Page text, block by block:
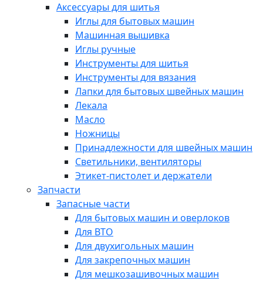
Аксессуары для шитья
Иглы для бытовых машин
Машинная вышивка
Иглы ручные
Инструменты для шитья
Инструменты для вязания
Лапки для бытовых швейных машин
Лекала
Масло
Ножницы
Принадлежности для швейных машин
Светильники, вентиляторы
Этикет-пистолет и держатели
Запчасти
Запасные части
Для бытовых машин и оверлоков
Для ВТО
Для двухигольных машин
Для закрепочных машин
Для мешкозашивочных машин